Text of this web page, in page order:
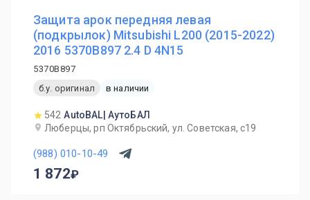
Защита арок передняя левая
(подкрылок) Mitsubishi L200 (2015-2022)
2016 5370B897 2.4 D 4N15
5370B897
б.у. оригинал
в наличии
542 AutoBAL| АутоБАЛ
Люберцы, рп Октябрьский, ул. Советская, с19
(988) 010-10-49
1 872